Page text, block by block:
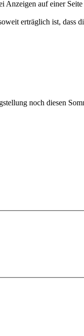
Anzeigen auf einer
erträglich ist, dass
noch diesen